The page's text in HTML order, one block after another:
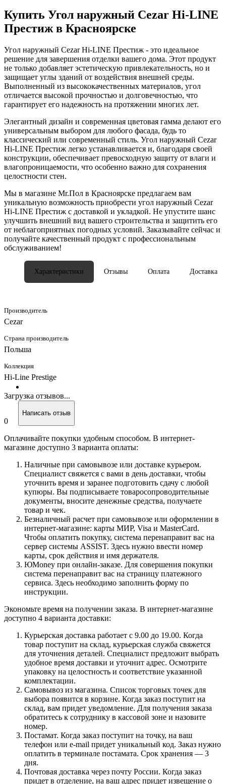
Купить Угол наружный Cezar Hi-LINE
Престиж в Красноярске
Угол наружный Cezar Hi-LINE Престиж - это идеальное
решение для завершения отделки вашего дома. Этот продукт
не только добавляет эстетическую привлекательность, но и
защищает углы зданий от воздействия внешней среды.
Выполненный из высококачественных материалов, угол
отличается высокой прочностью и долговечностью, что
гарантирует его надежность на протяжении многих лет.
Элегантный дизайн и современная цветовая гамма делают его
универсальным выбором для любого фасада, будь то
классический или современный стиль. Угол наружный Cezar
Hi-LINE Престиж легко устанавливается и, благодаря своей
конструкции, обеспечивает превосходную защиту от влаги и
влагопроницаемости, что особенно важно для сохранения
целостности стен.
Мы в магазине Mr.Пол в Красноярске предлагаем вам
уникальную возможность приобрести угол наружный Cezar
Hi-LINE Престиж с доставкой и укладкой. Не упустите шанс
улучшить внешний вид вашего строительства и защитить его
от неблагоприятных погодных условий. Заказывайте сейчас и
получайте качественный продукт с профессиональным
обслуживанием!
Характеристики Отзывы Оплата Доставка
Производитель
Cezar
Страна производитель
Польша
Коллекция
Hi-Line Prestige
Загрузка отзывов...
0
Написать отзыв
Оплачивайте покупки удобным способом. В интернет-
магазине доступно 3 варианта оплаты:
Наличные при самовывозе или доставке курьером.
Специалист свяжется с вами в день доставки, чтобы
уточнить время и заранее подготовить сдачу с любой
купюры. Вы подписываете товаросопроводительные
документы, вносите денежные средства, получаете
товар и чек.
Безналичный расчет при самовывозе или оформлении в
интернет-магазине: карты МИР, Visa и MasterCard.
Чтобы оплатить покупку, система перенаправит вас на
сервер системы ASSIST. Здесь нужно ввести номер
карты, срок действия и имя держателя.
ЮMoney при онлайн-заказе. Для совершения покупки
система перенаправит вас на страницу платежного
сервиса. Здесь необходимо заполнить форму по
инструкции.
Экономьте время на получении заказа. В интернет-магазине
доступно 4 варианта доставки:
Курьерская доставка работает с 9.00 до 19.00. Когда
товар поступит на склад, курьерская служба свяжется
для уточнения деталей. Специалист предложит выбрать
удобное время доставки и уточнит адрес. Осмотрите
упаковку на целостность и соответствие указанной
комплектации.
Самовывоз из магазина. Список торговых точек для
выбора появится в корзине. Когда заказ поступит на
склад, вам придет уведомление. Для получения заказа
обратитесь к сотруднику в кассовой зоне и назовите
номер.
Постамат. Когда заказ поступит на точку, на ваш
телефон или e-mail придет уникальный код. Заказ нужно
оплатить в терминале постамата. Срок хранения — 3
дня.
Почтовая доставка через почту России. Когда заказ
придет в отделение, на ваш адрес придет извещение о